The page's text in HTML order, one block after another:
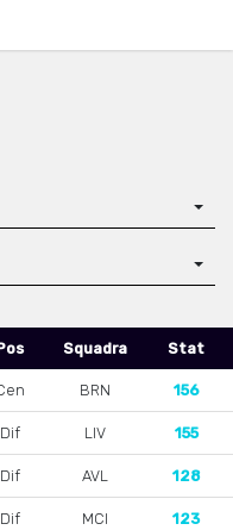
Squadra Stat
BRN 156
Dif LIV 155
Dif AVL 128
Dif MCI 123